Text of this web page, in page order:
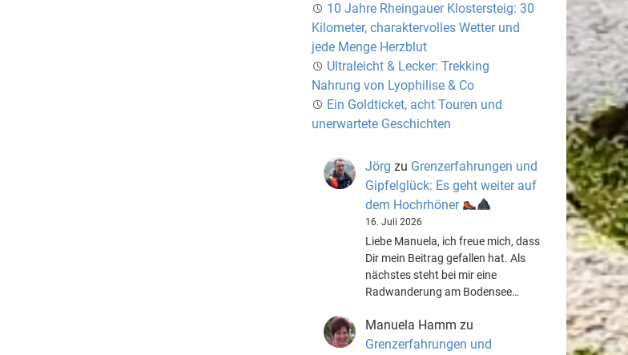
10 Jahre Rheingauer Klostersteig: 30
Kilometer, charaktervolles Wetter und
jede Menge Herzblut
Ultraleicht & Lecker: Trekking
Nahrung von Lyophilise & Co
Ein Goldticket, acht Touren und
unerwartete Geschichten
Jörg zu Grenzerfahrungen und
Gipfelglück: Es geht weiter auf
dem Hochrhöner
16. Juli 2026
Liebe Manuela, ich freue mich, dass
Dir mein Beitrag gefallen hat. Als
nächstes steht bei mir eine
Radwanderung am Bodensee…
Manuela Hamm zu
Grenzerfahrungen und